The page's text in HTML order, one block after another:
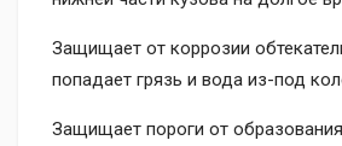
Защищает от коррозии
попадает грязь и вода из-под
Защищает пороги от